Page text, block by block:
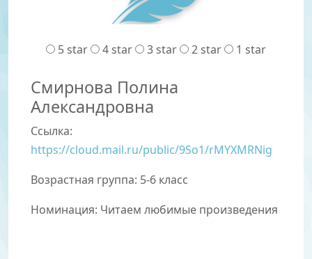
5 star 4 star 3 star 2 star 1 star
Смирнова Полина
Александровна
Ссылка:
https://cloud.mail.ru/public/9So1/rMYXMRNig
Возрастная группа: 5-6 класс
Номинация: Читаем любимые произведения